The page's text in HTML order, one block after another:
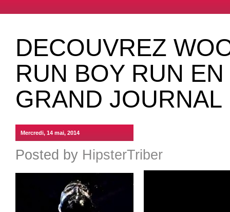
DECOUVREZ
RUN BOY RUN
GRAND JOURNAL
Mercredi, 14 mai, 2014
Posted by HipsterTriber